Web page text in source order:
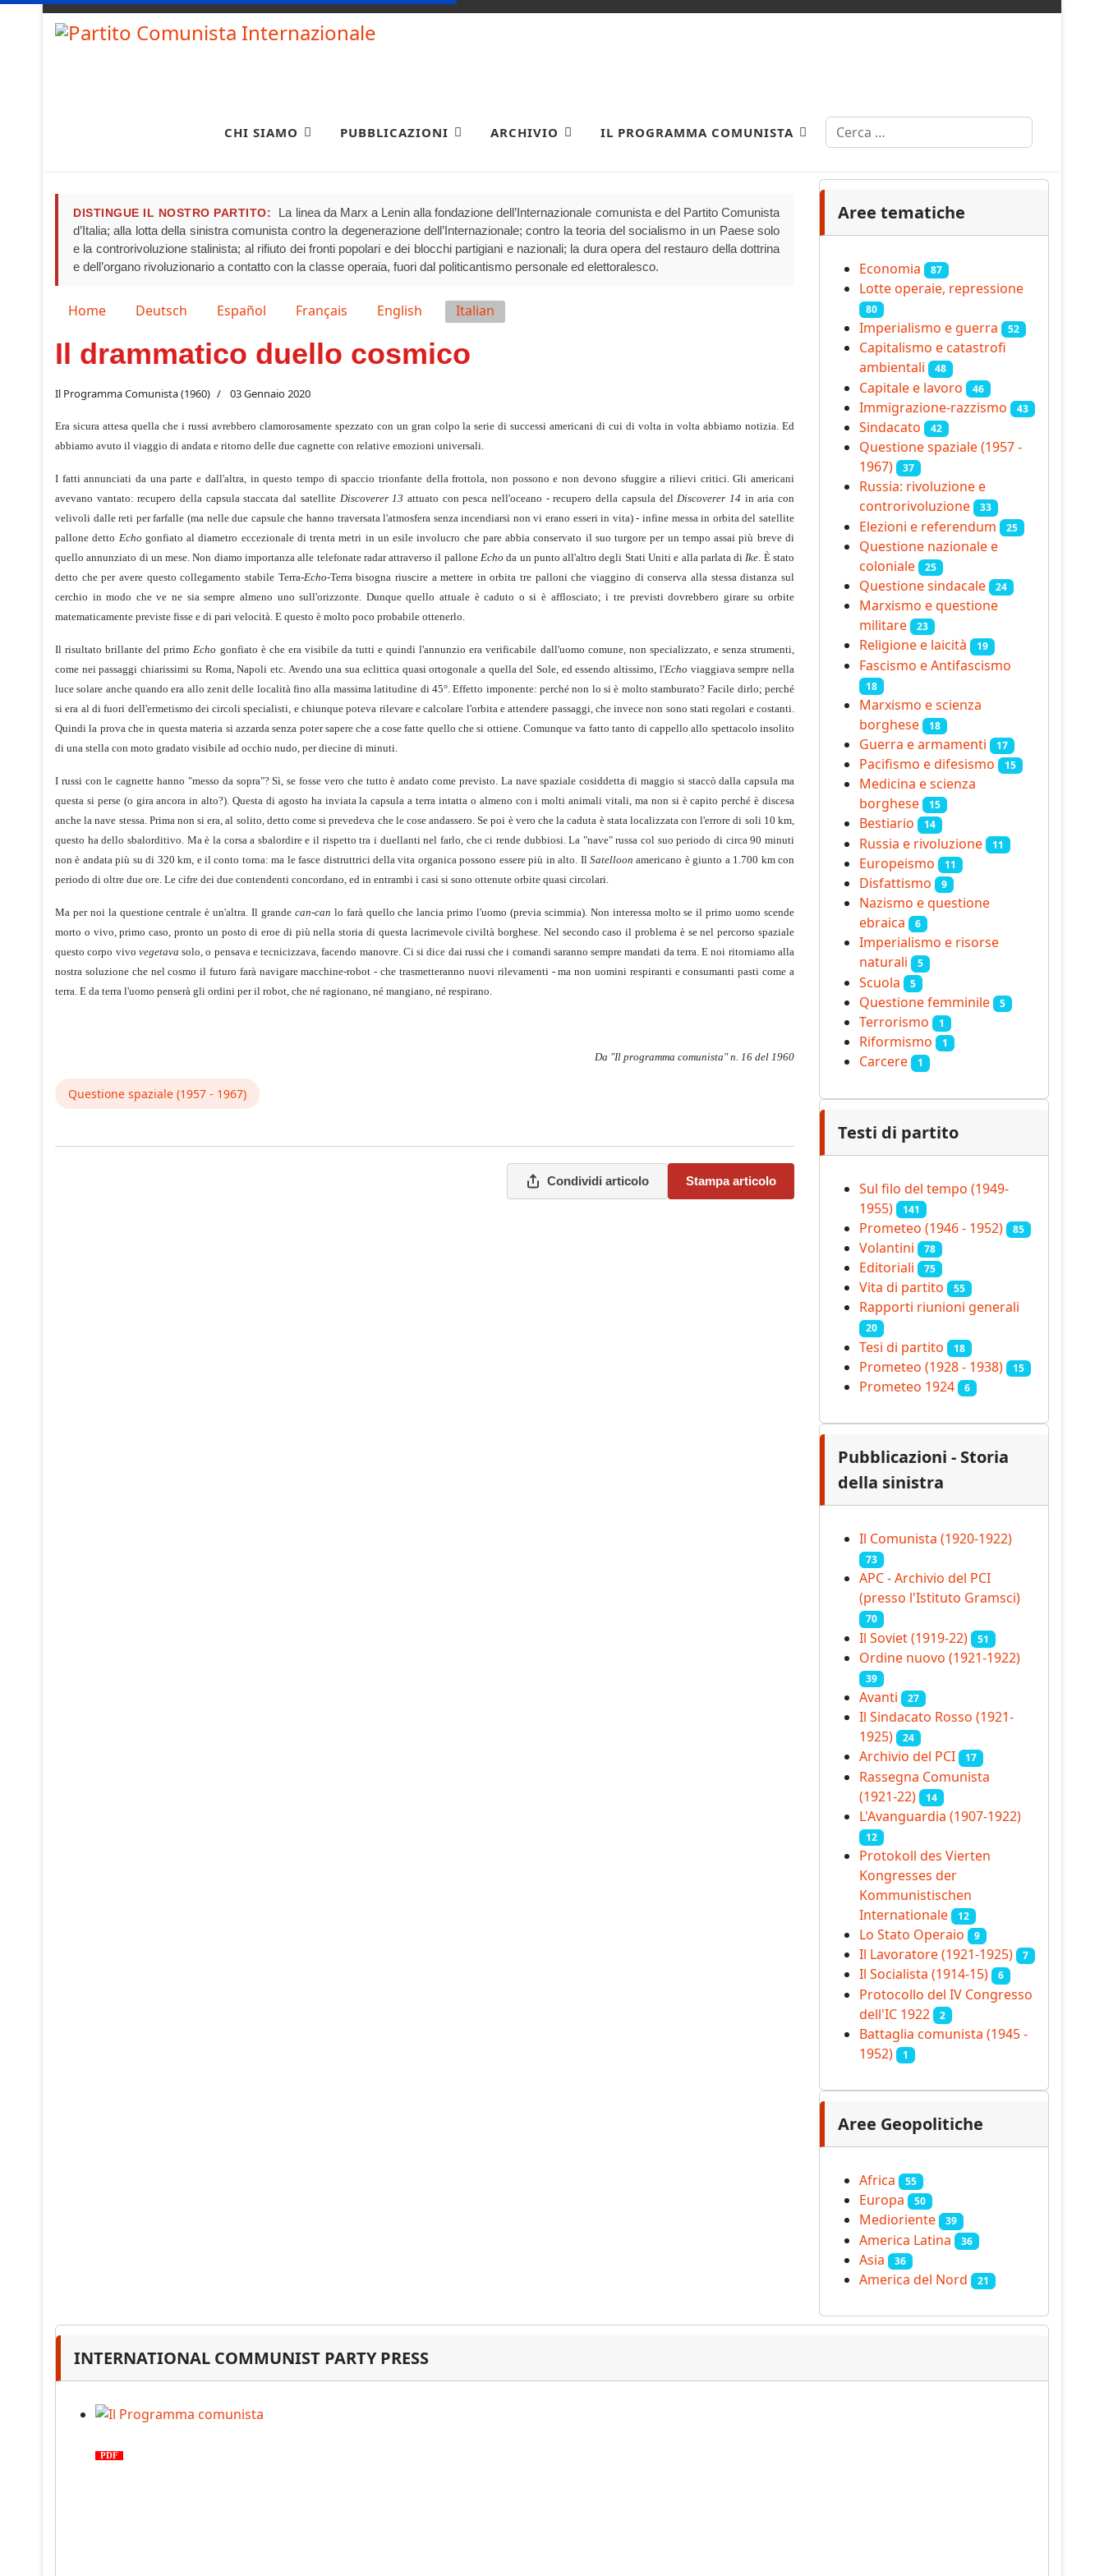
CHI SIAMO PUBBLICAZIONI ARCHIVIO IL PROGRAMMA COMUNISTA Cerca
DISTINGUE IL NOSTRO PARTITO:
La linea da Marx a Lenin alla fondazione dell’Internazionale comunista e del Partito Comunista
d’Italia; alla lotta della sinistra comunista contro la degenerazione dell’Internazionale; contro la teoria del socialismo in un Paese solo
e la controrivoluzione stalinista; al rifiuto dei fronti popolari e dei blocchi partigiani e nazionali; la dura opera del restauro della dottrina
e dell’organo rivoluzionario a contatto con la classe operaia, fuori dal politicantismo personale ed elettoralesco.
Seleziona la tua lingua
Home Deutsch Español Français English Italian
Il drammatico duello cosmico
Il Programma Comunista (1960) 03 Gennaio 2020
Era sicura attesa quella che i russi avrebbero clamorosamente spezzato con un gran colpo la serie di successi americani di cui di volta in volta abbiamo notizia. Ed
abbiamo avuto il viaggio di andata e ritorno delle due cagnette con relative emozioni universali.
I fatti annunciati da una parte e dall'altra, in questo tempo di spaccio trionfante della frottola, non possono e non devono sfuggire a rilievi critici. Gli americani
avevano vantato: recupero della capsula staccata dal satellite Discoverer 13 attuato con pesca nell'oceano - recupero della capsula del Discoverer 14 in aria con
velivoli dalle reti per farfalle (ma nelle due capsule che hanno traversata l'atmosfera senza incendiarsi non vi erano esseri in vita) - infine messa in orbita del satellite
pallone detto Echo gonfiato al diametro eccezionale di trenta metri in un esile involucro che pare abbia conservato il suo turgore per un tempo assai più breve di
quello annunziato di un mese. Non diamo importanza alle telefonate radar attraverso il pallone Echo da un punto all'altro degli Stati Uniti e alla parlata di Ike . È stato
detto che per avere questo collegamento stabile Terra-Echo-Terra bisogna riuscire a mettere in orbita tre palloni che viaggino di conserva alla stessa distanza sul
cerchio in modo che ve ne sia sempre almeno uno sull'orizzonte. Dunque quello attuale è caduto o si è afflosciato; i tre previsti dovrebbero girare su orbite
matematicamente previste fisse e di pari velocità. E questo è molto poco probabile ottenerlo.
Il risultato brillante del primo Echo gonfiato è che era visibile da tutti e quindi l'annunzio era verificabile dall'uomo comune, non specializzato, e senza strumenti,
come nei passaggi chiarissimi su Roma, Napoli etc. Avendo una sua eclittica quasi ortogonale a quella del Sole, ed essendo altissimo, l'Echo viaggiava sempre nella
luce solare anche quando era allo zenit delle località fino alla massima latitudine di 45°. Effetto imponente: perché non lo si è molto stamburato? Facile dirlo; perché
si era al di fuori dell'ermetismo dei circoli specialisti, e chiunque poteva rilevare e calcolare l'orbita e attendere passaggi, che invece non sono stati regolari e costanti.
Quindi la prova che in questa materia si azzarda senza poter sapere che a cose fatte quello che si ottiene. Comunque va fatto tanto di cappello allo spettacolo insolito
di una stella con moto gradato visibile ad occhio nudo, per diecine di minuti.
I russi con le cagnette hanno "messo da sopra"? Sì, se fosse vero che tutto è andato come previsto. La nave spaziale cosiddetta di maggio si staccò dalla capsula ma
questa si perse (o gira ancora in alto?). Questa di agosto ha inviata la capsula a terra intatta o almeno con i molti animali vitali, ma non si è capito perché è discesa
anche la nave stessa. Prima non si era, al solito, detto come si prevedeva che le cose andassero. Se poi è vero che la caduta è stata localizzata con l'errore di soli 10 km,
questo ha dello sbalorditivo. Ma è la corsa a sbalordire e il rispetto tra i duellanti nel farlo, che ci rende dubbiosi. La "nave" russa col suo periodo di circa 90 minuti
non è andata più su di 320 km, e il conto torna: ma le fasce distruttrici della vita organica possono essere più in alto. Il Satelloon americano è giunto a 1.700 km con
periodo di oltre due ore. Le cifre dei due contendenti concordano, ed in entrambi i casi si sono ottenute orbite quasi circolari.
Ma per noi la questione centrale è un'altra. Il grande can-can lo farà quello che lancia primo l'uomo (previa scimmia). Non interessa molto se il primo uomo scende
morto o vivo, primo caso, pronto un posto di eroe di più nella storia di questa lacrimevole civiltà borghese. Nel secondo caso il problema è se nel percorso spaziale
questo corpo vivo vegetava solo, o pensava e tecnicizzava, facendo manovre. Ci si dice dai russi che i comandi saranno sempre mandati da terra. E noi ritorniamo alla
nostra soluzione che nel cosmo il futuro farà navigare macchine-robot - che trasmetteranno nuovi rilevamenti - ma non uomini respiranti e consumanti pasti come a
terra. E da terra l'uomo penserà gli ordini per il robot, che né ragionano, né mangiano, né respirano.
Da "Il programma comunista" n. 16 del 1960
Questione spaziale (1957 - 1967)
Condividi articolo Stampa articolo
Aree tematiche
Economia 87
Lotte operaie, repressione
80
Imperialismo e guerra 52
Capitalismo e catastrofi
ambientali
48
Capitale e lavoro 46
Immigrazione-razzismo 43
Sindacato 42
Questione spaziale (1957 -
1967)
37
Russia: rivoluzione e
controrivoluzione
33
Elezioni e referendum 25
Questione nazionale e
coloniale
25
Questione sindacale 24
Marxismo e questione
militare
23
Religione e laicità 19
Fascismo e Antifascismo
18
Marxismo e scienza
borghese
18
Guerra e armamenti 17
Pacifismo e difesismo 15
Medicina e scienza
borghese
15
Bestiario 14
Russia e rivoluzione 11
Europeismo 11
Disfattismo 9
Nazismo e questione
ebraica
6
Imperialismo e risorse
naturali
5
Scuola 5
Questione femminile 5
Terrorismo 1
Riformismo 1
Carcere 1
Testi di partito
Sul filo del tempo (1949-
1955)
141
Prometeo (1946 - 1952) 85
Volantini 78
Editoriali 75
Vita di partito 55
Rapporti riunioni generali
20
Tesi di partito 18
Prometeo (1928 - 1938) 15
Prometeo 1924 6
Pubblicazioni - Storia
della sinistra
Il Comunista (1920-1922)
73
APC - Archivio del PCI
(presso l'Istituto Gramsci)
70
Il Soviet (1919‑22) 51
Ordine nuovo (1921-1922)
39
Avanti 27
Il Sindacato Rosso (1921-
1925)
24
Archivio del PCI 17
Rassegna Comunista
(1921‑22)
14
L'Avanguardia (1907-1922)
12
Protokoll des Vierten
Kongresses der
Kommunistischen
Internationale
12
Lo Stato Operaio 9
Il Lavoratore (1921-1925) 7
Il Socialista (1914‑15) 6
Protocollo del IV Congresso
dell'IC 1922
2
Battaglia comunista (1945 -
1952)
1
Aree Geopolitiche
Africa 55
Europa 50
Medioriente 39
America Latina 36
Asia 36
America del Nord 21
INTERNATIONAL COMMUNIST PARTY PRESS
PDF